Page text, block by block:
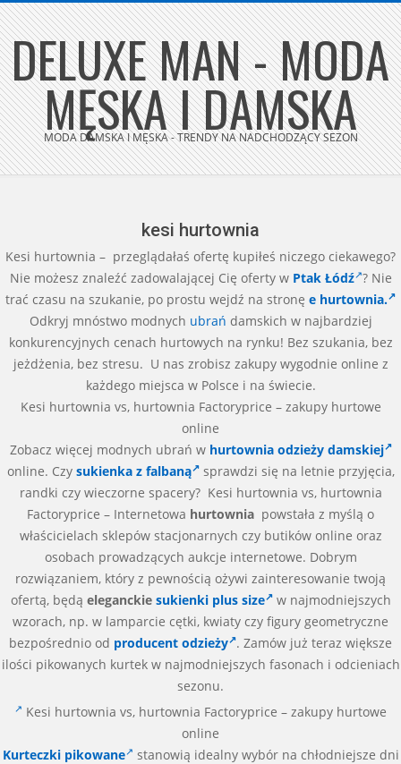
Skip
to
content
DELUXE MAN - MODA
MĘSKA I DAMSKA
MODA DAMSKA I MĘSKA - TRENDY NA NADCHODZĄCY SEZON
kesi hurtownia
Kesi hurtownia – przeglądałaś ofertę kupiłeś niczego ciekawego?
Nie możesz znaleźć zadowalającej Cię oferty w Ptak Łódź ? Nie
trać czasu na szukanie, po prostu wejdź na stronę e hurtownia.
Odkryj mnóstwo modnych ubrań damskich w najbardziej
konkurencyjnych cenach hurtowych na rynku! Bez szukania, bez
jeżdżenia, bez stresu. U nas zrobisz zakupy wygodnie online z
każdego miejsca w Polsce i na świecie.
Kesi hurtownia vs, hurtownia Factoryprice – zakupy hurtowe
online
Zobacz więcej modnych ubrań w hurtownia odzieży damskiej
online. Czy sukienka z falbaną
sprawdzi się na letnie przyjęcia,
randki czy wieczorne spacery? Kesi hurtownia vs, hurtownia
Factoryprice – Internetowa hurtownia powstała z myślą o
właścicielach sklepów stacjonarnych czy butików online oraz
osobach prowadzących aukcje internetowe. Dobrym
rozwiązaniem, który z pewnością ożywi zainteresowanie twoją
ofertą, będą eleganckie sukienki plus size w najmodniejszych
wzorach, np. w lamparcie cętki, kwiaty czy figury geometryczne
bezpośrednio od producent odzieży . Zamów już teraz większe
ilości pikowanych kurtek w najmodniejszych fasonach i odcieniach
sezonu.
Kesi hurtownia vs, hurtownia Factoryprice – zakupy hurtowe
online
Kurteczki pikowane
stanowią idealny wybór na chłodniejsze dni